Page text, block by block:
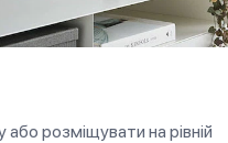
розміщувати на рівній